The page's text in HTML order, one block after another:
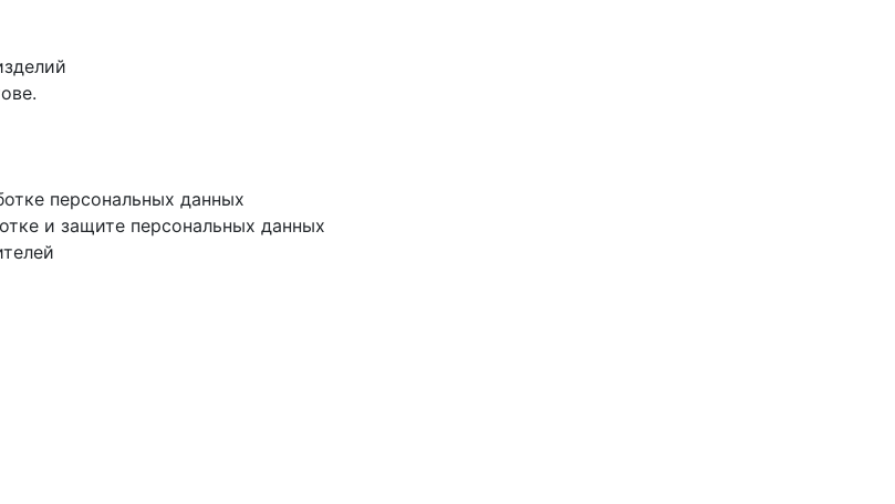
персональных данных
и защите персональных данных